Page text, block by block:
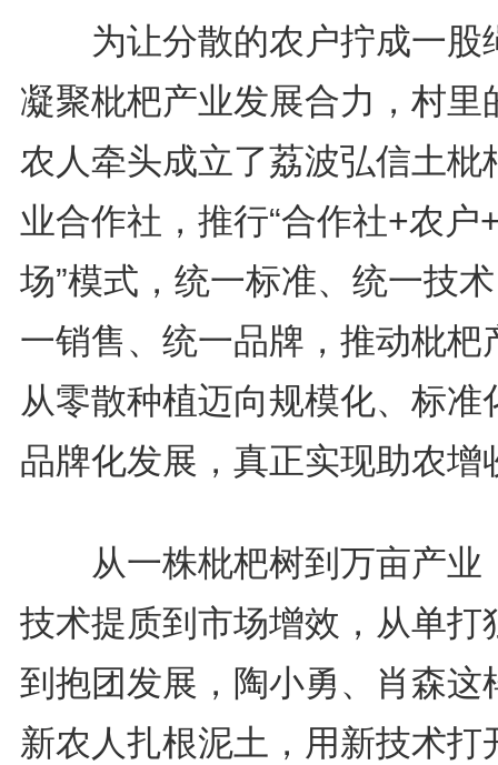
为让分散的农户拧成一股
凝聚枇杷产业发展合力，村里
农人牵头成立了荔波弘信土枇
业合作社，推行“合作社+农户
场”模式，统一标准、统一技
一销售、统一品牌，推动枇杷
从零散种植迈向规模化、标准
品牌化发展，真正实现助农增
从一株枇杷树到万亩产业
技术提质到市场增效，从单打
到抱团发展，陶小勇、肖森这
新农人扎根泥土，用新技术打